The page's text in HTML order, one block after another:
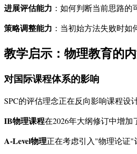
进展评估能力 ：如何判断当前思路的
策略调整能力 ：当初始方法失败时如
教学启示：物理教育的
对国际课程体系的影响
SPC的评估理念正在反向影响课程设
IB物理课程在2026年大纲修订中增
A-Level物理正在考虑引入"物理论证"